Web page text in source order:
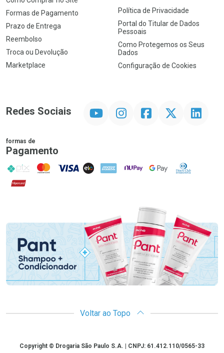
Formas de Pagamento
Prazo de Entrega
Reembolso
Troca ou Devolução
Marketplace
Política de Privacidade
Portal do Titular de Dados
Pessoais
Como Protegemos os Seus
Dados
Configuração de Cookies
Redes Sociais InstagramFacebookTwitter Linkedin
formas de
Pagamento
PIX MasterCard
VISA ELO AMEX NuPay Google PayDiners Club
Hipercard
Promoção em Destaque
Voltar ao Topo
CopyrightCopyright © Drogaria São Paulo S.A. | CNPJ: 61.412.110/0565-33